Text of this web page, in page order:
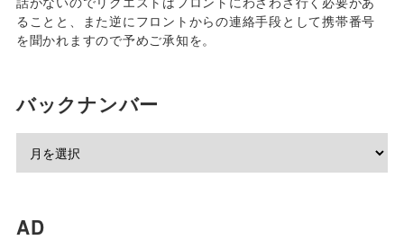
ることと、また逆にフロントからの連絡手段として携帯番号
を聞かれますので予めご承知を。
バックナンバー
AD